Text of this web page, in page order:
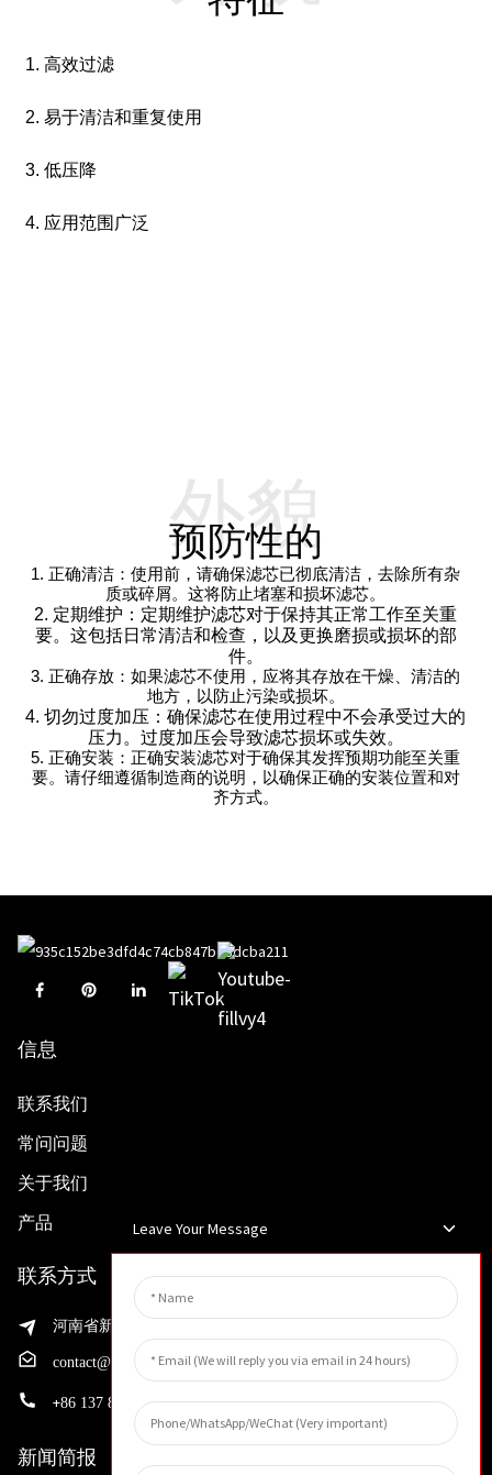
1. 高效过滤
2. 易于清洁和重复使用
3. 低压降
4. 应用范围广泛
预防性的
外貌
1. 正确清洁：使用前，请确保滤芯已彻底清洁，去除所有杂
质或碎屑。这将防止堵塞和损坏滤芯。
2. 定期维护：定期维护滤芯对于保持其正常工作至关重
要。这包括日常清洁和检查，以及更换磨损或损坏的部
件。
3. 正确存放：如果滤芯不使用，应将其存放在干燥、清洁的
地方，以防止污染或损坏。
4. 切勿过度加压：确保滤芯在使用过程中不会承受过大的
压力。过度加压会导致滤芯损坏或失效。
5. 正确安装：正确安装滤芯对于确保其发挥预期功能至关重
要。请仔细遵循制造商的说明，以确保正确的安装位置和对
齐方式。
信息
联系我们
常问问题
关于我们
产品
联系方式
河南省新乡市渭滨区先进制造业开发区邵华路199号
contact@huahangfilter.com
+86 137 8194 7634
新闻简报
Leave Your Message